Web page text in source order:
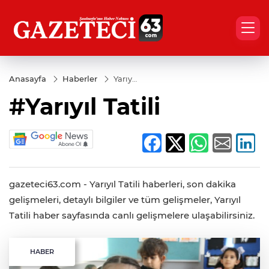
Anasayfa Haberler
Yarıyıl
#Yarıyıl Tatili
gazeteci63.com - Yarıyıl Tatili haberleri, son dakika
gelişmeleri, detaylı bilgiler ve tüm gelişmeler, Yarıyıl
Tatili haber sayfasında canlı gelişmelere ulaşabilirsiniz.
HABER